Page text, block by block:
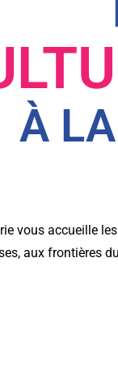
À
vous accueille
aux frontières